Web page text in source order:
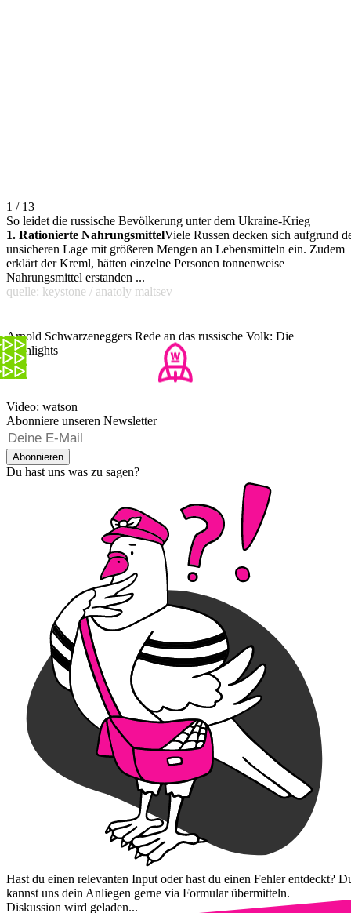
1 / 13
So leidet die russische Bevölkerung unter dem Ukraine-Krieg
1. Rationierte NahrungsmittelViele Russen decken sich aufgrund
unsicheren Lage mit größeren Mengen an Lebensmitteln ein. Zudem
erklärt der Kreml, hätten einzelne Personen tonnenweise
Nahrungsmittel erstanden ...
quelle: keystone / anatoly maltsev
Arnold Schwarzeneggers Rede an das russische Volk: Die
Highlights
Video: watson
Abonniere unseren Newsletter
Abonnieren
Du hast uns was zu sagen?
Hast du einen relevanten Input oder hast du einen Fehler entdeckt?
kannst uns dein Anliegen gerne via Formular übermitteln.
Diskussion wird geladen...